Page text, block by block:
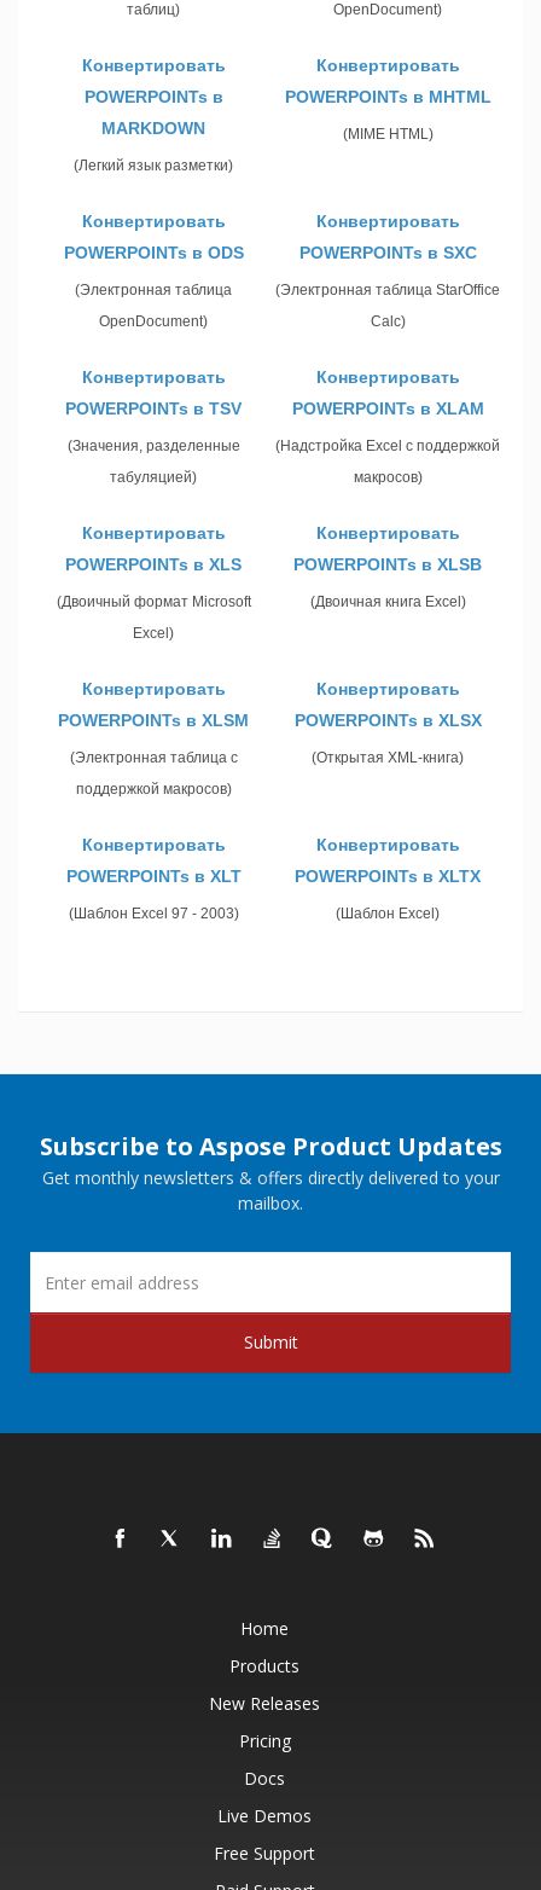
таблиц)
OpenDocument)
Конвертировать
POWERPOINTs в
MARKDOWN
(Легкий язык разметки)
Конвертировать
POWERPOINTs в MHTML
(MIME HTML)
Конвертировать
POWERPOINTs в ODS
(Электронная таблица
OpenDocument)
Конвертировать
POWERPOINTs в SXC
(Электронная таблица StarOffice
Calc)
Конвертировать
POWERPOINTs в TSV
(Значения, разделенные
табуляцией)
Конвертировать
POWERPOINTs в XLAM
(Надстройка Excel с поддержкой
макросов)
Конвертировать
POWERPOINTs в XLS
(Двоичный формат Microsoft
Excel)
Конвертировать
POWERPOINTs в XLSB
(Двоичная книга Excel)
Конвертировать
POWERPOINTs в XLSM
(Электронная таблица с
поддержкой макросов)
Конвертировать
POWERPOINTs в XLSX
(Открытая XML-книга)
Конвертировать
POWERPOINTs в XLT
(Шаблон Excel 97 - 2003)
Конвертировать
POWERPOINTs в XLTX
(Шаблон Excel)
Subscribe to Aspose Product Updates
Get monthly newsletters & offers directly delivered to your
mailbox.
Submit
Home
Products
New Releases
Pricing
Docs
Live Demos
Free Support